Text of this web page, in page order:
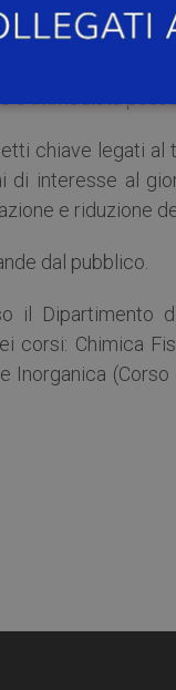
Collegio Cairoli
temi di
immediata
chiave legati al
interesse al
e riduzione
dal pubblico.
il Dipartimento
corsi: Chimica
Inorganica